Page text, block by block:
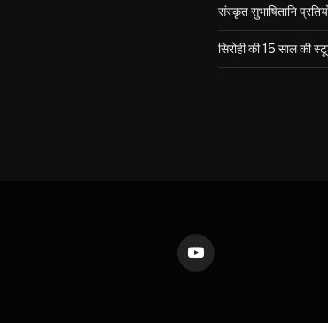
संस्कृत सुभाषितानि
सिरोही की 15 साल की
YouTube